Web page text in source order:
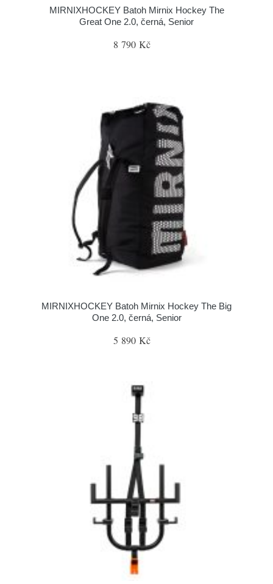
MIRNIXHOCKEY Batoh Mirnix Hockey The
Great One 2.0, černá, Senior
8 790 Kč
MIRNIXHOCKEY Batoh Mirnix Hockey The Big
One 2.0, černá, Senior
5 890 Kč